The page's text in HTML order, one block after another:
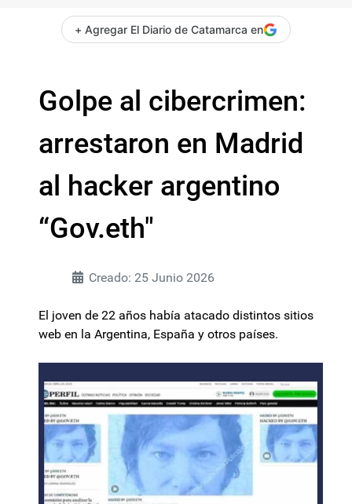
+ Agregar El Diario de Catamarca en
Golpe al cibercrimen:
arrestaron en Madrid
al hacker argentino
“Gov.eth"
Creado: 25 Junio 2026
El joven de 22 años había atacado distintos sitios
web en la Argentina, España y otros países.